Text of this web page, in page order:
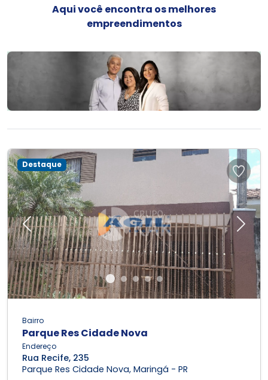
Aqui você encontra os melhores
empreendimentos
Previous Next
Destaque
Bairro
Parque Res Cidade Nova
Endereço
Rua Recife, 235
Parque Res Cidade Nova, Maringá - PR